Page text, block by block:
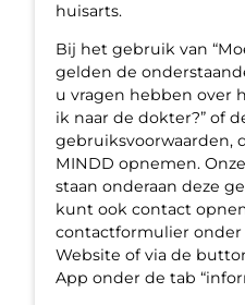
huisarts.
Bij het gebruik van
gelden de
u vragen hebben over
ik naar de dokter?” of
gebruiksvoorwaarden,
MINDD opnemen.
staan onderaan deze
kunt ook contact
contactformulier onder
Website of via de
App onder de tab